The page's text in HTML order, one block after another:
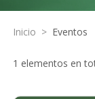
Inicio > Eventos
1 elementos en